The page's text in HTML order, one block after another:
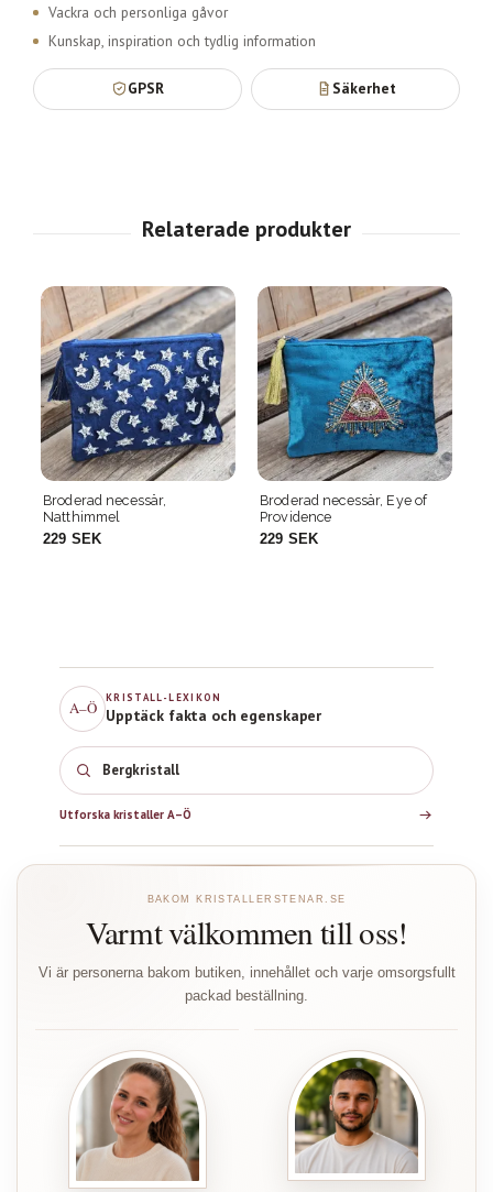
A–Ö
KRISTALL-LEXIKON
Upptäck fakta och egenskaper
Bergkristall
Utforska kristaller A–Ö
BAKOM KRISTALLERSTENAR.SE
Varmt välkommen till oss!
Vi är personerna bakom butiken, innehållet och varje omsorgsfullt
packad beställning.
Vackra och personliga gåvor
Kunskap, inspiration och tydlig information
GPSR Säkerhet
Broderad necessär, Eye of
Providence
229 SEK
Förvaringspåse i Bomull,
Flower of life svart
29 SEK